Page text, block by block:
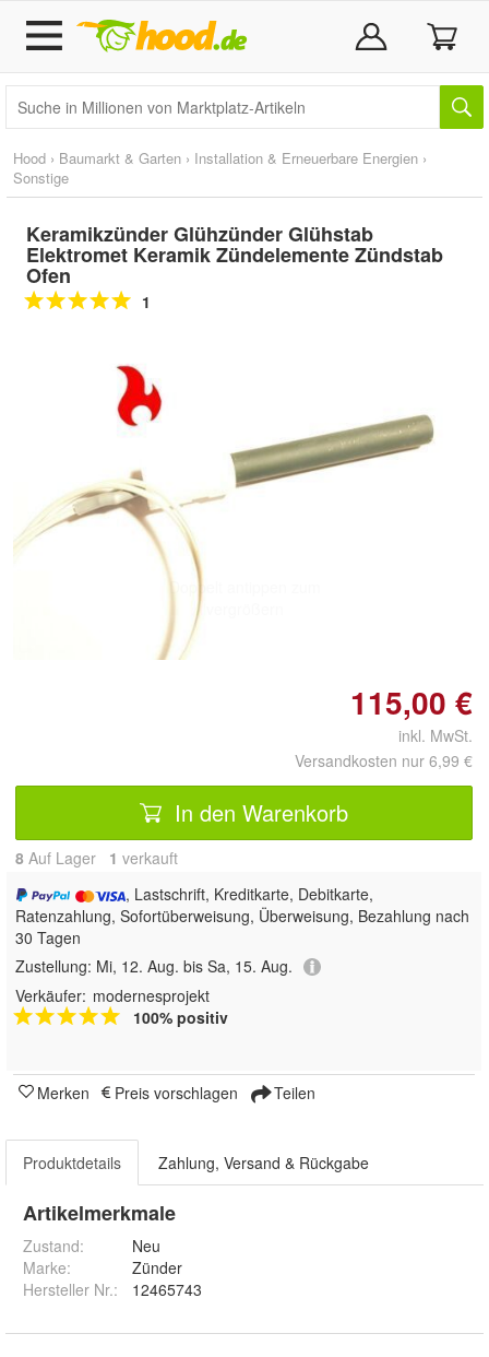
Hood › Baumarkt & Garten › Installation & Erneuerbare Energien ›
Sonstige
Keramikzünder Glühzünder Glühstab
Elektromet Keramik Zündelemente Zündstab
Ofen
1
Doppelt antippen zum
115,00 €
inkl. MwSt.
Versandkosten nur 6,99 €
In den Warenkorb
8 Auf Lager 1 verkauft
, Lastschrift, Kreditkarte, Debitkarte,
Ratenzahlung, Sofortüberweisung, Überweisung, Bezahlung nach
30 Tagen
Zustellung: Mi, 12. Aug. bis Sa, 15. Aug.
Verkäufer: modernesprojekt
100% positiv
Merken Preis vorschlagen Teilen
Produktdetails Zahlung, Versand & Rückgabe
Artikelmerkmale
Zustand:
Neu
Marke:
Zünder
Hersteller Nr.:
12465743